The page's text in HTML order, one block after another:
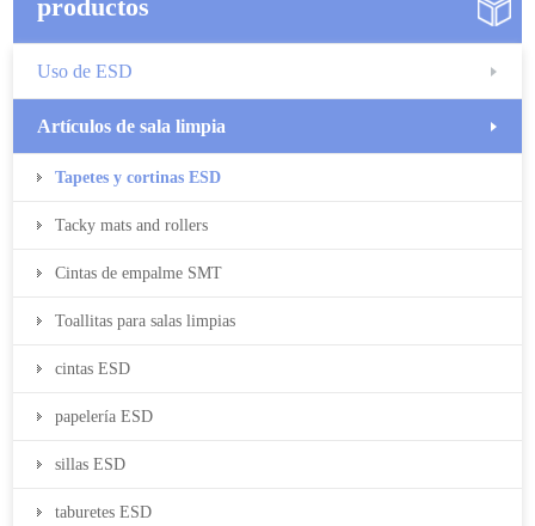
productos
Uso de ESD
Artículos de sala limpia
Tapetes y cortinas ESD
Tacky mats and rollers
Cintas de empalme SMT
Toallitas para salas limpias
cintas ESD
papelería ESD
sillas ESD
taburetes ESD